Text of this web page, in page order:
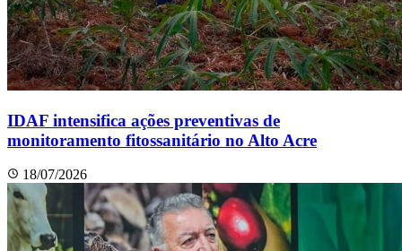
IDAF intensifica ações preventivas de
monitoramento fitossanitário no Alto Acre
18/07/2026